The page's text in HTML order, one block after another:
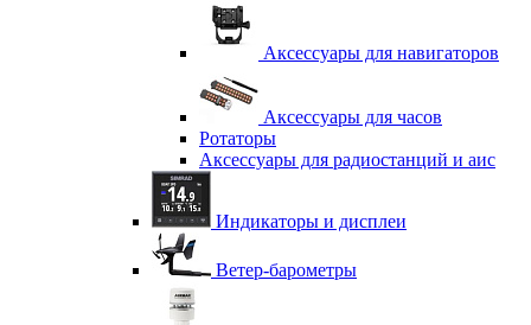
Аксессуары для навигаторов
Аксессуары для часов
Ротаторы
Аксессуары для радиостанций и аис
Индикаторы и дисплеи
Ветер-барометры